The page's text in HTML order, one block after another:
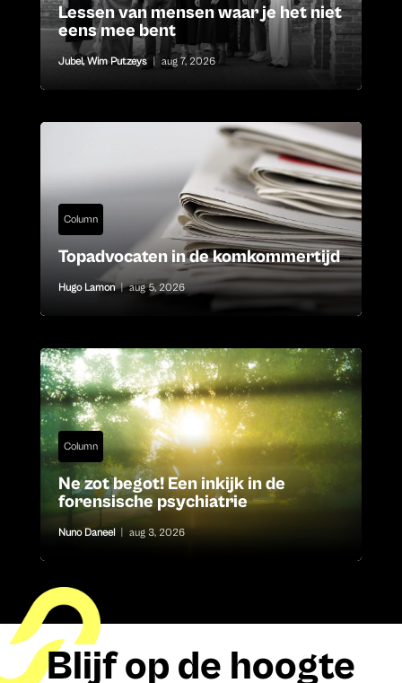
Lessen van mensen waar je het niet
eens mee bent
Jubel,Wim Putzeys | aug 7, 2026
Column
Topadvocaten in de komkommertijd
Hugo Lamon | aug 5, 2026
Column
Ne zot begot! Een inkijk in de
forensische psychiatrie
Nuno Daneel aug 3, 2026
Blijf op de hoogte